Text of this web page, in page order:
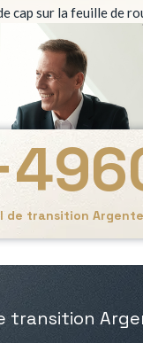
cap sur la feuille de
de transition
transition